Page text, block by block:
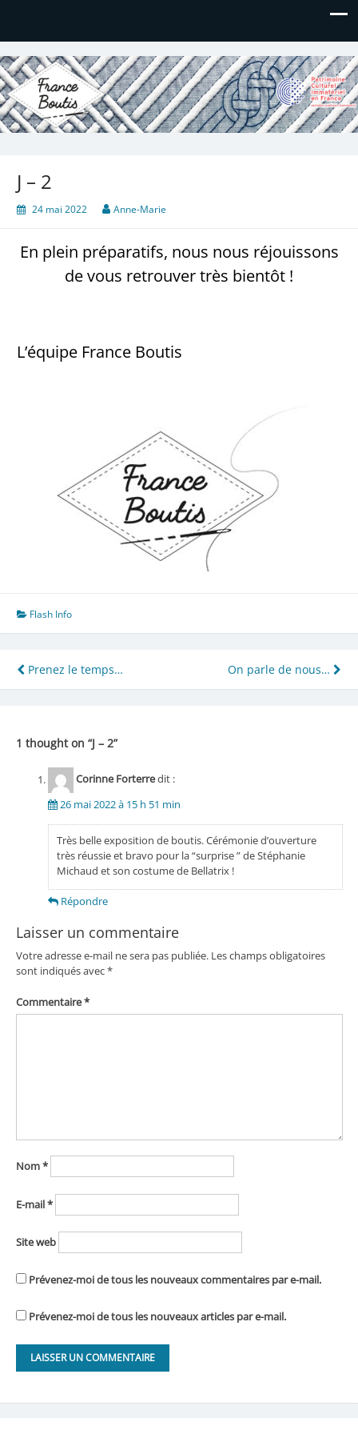
France Boutis
Le site de France Boutis
J – 2
24 mai 2022 Anne-Marie
En plein préparatifs, nous nous réjouissons
de vous retrouver très bientôt !
L’équipe France Boutis
Flash Info
Navigation
de
Prenez le temps… On parle de nous…
1 thought on “J – 2”
Corinne Forterredit :
26 mai 2022 à 15 h 51 min
Très belle exposition de boutis. Cérémonie d’ouverture
très réussie et bravo pour la “surprise ” de Stéphanie
Michaud et son costume de Bellatrix !
Répondre
Laisser un commentaire
Votre adresse e-mail ne sera pas publiée. Les champs obligatoires
sont indiqués avec*
Commentaire*
Nom*
E-mail*
Site web
Prévenez-moi de tous les nouveaux commentaires par e-mail.
Prévenez-moi de tous les nouveaux articles par e-mail.